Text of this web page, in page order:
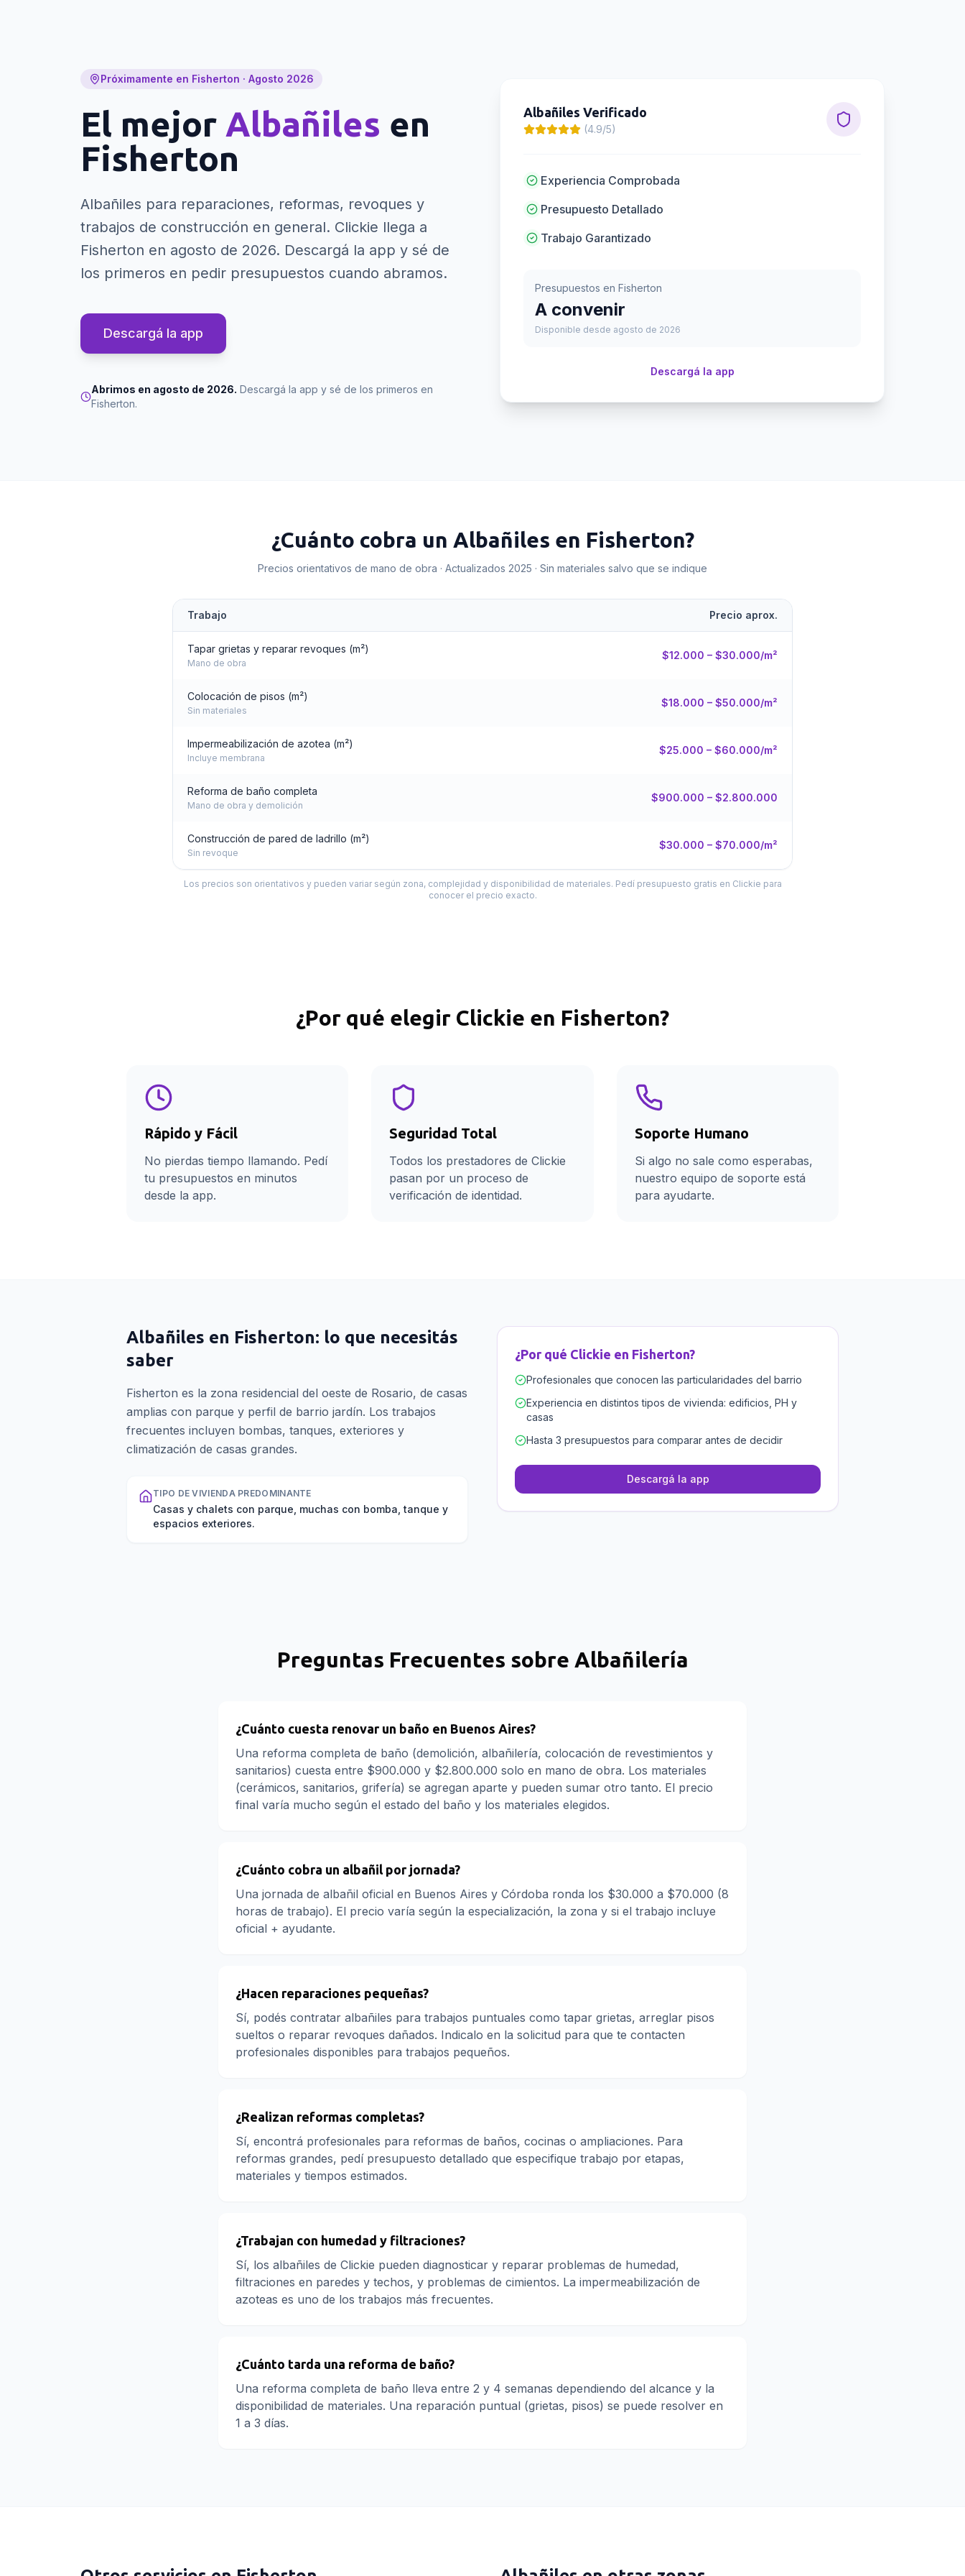
Próximamente en Fisherton · Agosto 2026
El mejor Albañiles en
Fisherton
Albañiles para reparaciones, reformas, revoques y
trabajos de construcción en general. Clickie llega a
Fisherton en agosto de 2026. Descargá la app y sé de
los primeros en pedir presupuestos cuando abramos.
Descargá la app
Abrimos en agosto de 2026. Descargá la app y sé de los primeros en
Fisherton.
Albañiles Verificado
(4.9/5)
Experiencia Comprobada
Presupuesto Detallado
Trabajo Garantizado
Presupuestos en Fisherton
A convenir
Disponible desde agosto de 2026
Descargá la app
¿Cuánto cobra un Albañiles en Fisherton?
Precios orientativos de mano de obra · Actualizados 2025 · Sin materiales salvo que se indique
Trabajo Precio aprox.
Tapar grietas y reparar revoques (m²)
Mano de obra
$12.000 – $30.000/m²
Colocación de pisos (m²)
Sin materiales
$18.000 – $50.000/m²
Impermeabilización de azotea (m²)
Incluye membrana
$25.000 – $60.000/m²
Reforma de baño completa
Mano de obra y demolición
$900.000 – $2.800.000
Construcción de pared de ladrillo (m²)
Sin revoque
$30.000 – $70.000/m²
Los precios son orientativos y pueden variar según zona, complejidad y disponibilidad de materiales. Pedí presupuesto gratis en Clickie para
conocer el precio exacto.
¿Por qué elegir Clickie en Fisherton?
Rápido y Fácil
No pierdas tiempo llamando. Pedí
tu presupuestos en minutos
desde la app.
Seguridad Total
Todos los prestadores de Clickie
pasan por un proceso de
verificación de identidad.
Soporte Humano
Si algo no sale como esperabas,
nuestro equipo de soporte está
para ayudarte.
Albañiles en Fisherton: lo que necesitás
saber
Fisherton es la zona residencial del oeste de Rosario, de casas
amplias con parque y perfil de barrio jardín. Los trabajos
frecuentes incluyen bombas, tanques, exteriores y
climatización de casas grandes.
TIPO DE VIVIENDA PREDOMINANTE
Casas y chalets con parque, muchas con bomba, tanque y
espacios exteriores.
¿Por qué Clickie en Fisherton?
Profesionales que conocen las particularidades del barrio
Experiencia en distintos tipos de vivienda: edificios, PH y
casas
Hasta 3 presupuestos para comparar antes de decidir
Descargá la app
Preguntas Frecuentes sobre Albañilería
¿Cuánto cuesta renovar un baño en Buenos Aires?
Una reforma completa de baño (demolición, albañilería, colocación de revestimientos y
sanitarios) cuesta entre $900.000 y $2.800.000 solo en mano de obra. Los materiales
(cerámicos, sanitarios, grifería) se agregan aparte y pueden sumar otro tanto. El precio
final varía mucho según el estado del baño y los materiales elegidos.
¿Cuánto cobra un albañil por jornada?
Una jornada de albañil oficial en Buenos Aires y Córdoba ronda los $30.000 a $70.000 (8
horas de trabajo). El precio varía según la especialización, la zona y si el trabajo incluye
oficial + ayudante.
¿Hacen reparaciones pequeñas?
Sí, podés contratar albañiles para trabajos puntuales como tapar grietas, arreglar pisos
sueltos o reparar revoques dañados. Indicalo en la solicitud para que te contacten
profesionales disponibles para trabajos pequeños.
¿Realizan reformas completas?
Sí, encontrá profesionales para reformas de baños, cocinas o ampliaciones. Para
reformas grandes, pedí presupuesto detallado que especifique trabajo por etapas,
materiales y tiempos estimados.
¿Trabajan con humedad y filtraciones?
Sí, los albañiles de Clickie pueden diagnosticar y reparar problemas de humedad,
filtraciones en paredes y techos, y problemas de cimientos. La impermeabilización de
azoteas es uno de los trabajos más frecuentes.
¿Cuánto tarda una reforma de baño?
Una reforma completa de baño lleva entre 2 y 4 semanas dependiendo del alcance y la
disponibilidad de materiales. Una reparación puntual (grietas, pisos) se puede resolver en
1 a 3 días.